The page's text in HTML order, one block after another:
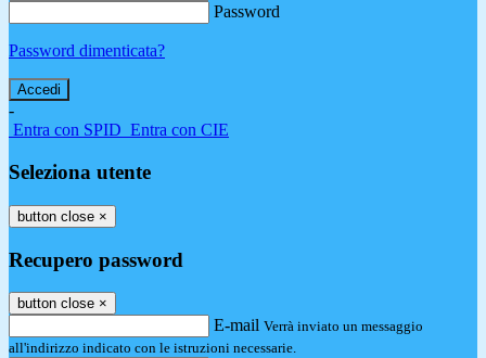
Password
Password dimenticata?
-
Entra con SPID Entra con CIE
Seleziona utente
button close ×
Recupero password
button close ×
E-mail Verrà inviato un messaggio
all'indirizzo indicato con le istruzioni necessarie.